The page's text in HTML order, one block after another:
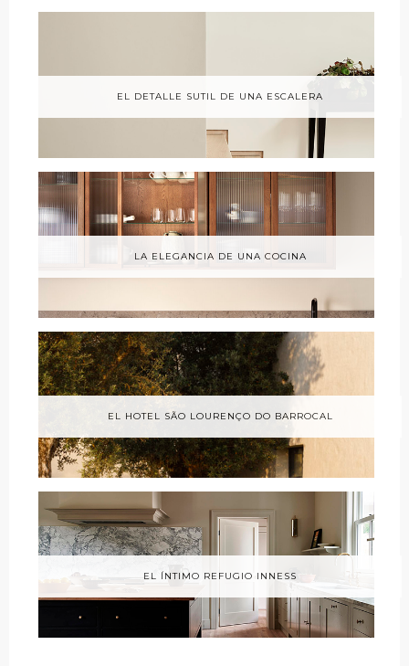
EL DETALLE SUTIL DE UNA ESCALERA
LA ELEGANCIA DE UNA COCINA
EL HOTEL SÃO LOURENÇO DO BARROCAL
EL ÍNTIMO REFUGIO INNESS